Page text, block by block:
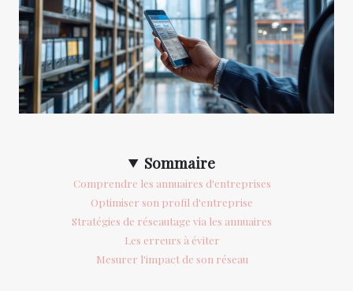
Sommaire
Comprendre les annuaires d'entreprises
Optimiser son profil d'entreprise
Stratégies de réseautage via les annuaires
Les erreurs à éviter
Mesurer l'impact de son réseau